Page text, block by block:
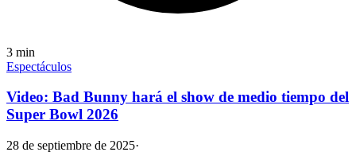
3 min
Espectáculos
Video: Bad Bunny hará el show de medio tiempo del
Super Bowl 2026
28 de septiembre de 2025·